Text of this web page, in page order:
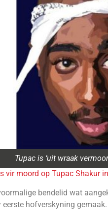
Tupac is ‘uit wraak
vir moord op Tupac Shakur
bendelid wat
hofverskyning gemaak.